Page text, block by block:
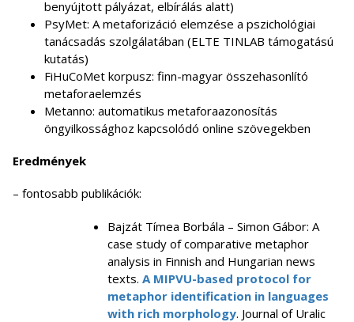
benyújtott pályázat, elbírálás alatt)
PsyMet: A metaforizáció elemzése a pszichológiai
tanácsadás szolgálatában (ELTE TINLAB támogatású
kutatás)
FiHuCoMet korpusz: finn-magyar összehasonlító
metaforaelemzés
Metanno: automatikus metaforaazonosítás
öngyilkossághoz kapcsolódó online szövegekben
Eredmények
– fontosabb publikációk:
Bajzát Tímea Borbála – Simon Gábor: A
case study of comparative metaphor
analysis in Finnish and Hungarian news
texts. A MIPVU-based protocol for
metaphor identification in languages
with rich morphology. Journal of Uralic